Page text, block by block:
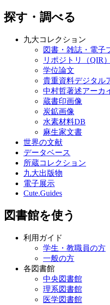
探す・調べる
九大コレクション
図書・雑誌・電子
リポジトリ（QIR）
学位論文
貴重資料デジタル
中村哲著述アーカ
蔵書印画像
炭鉱画像
水素材料DB
麻生家文書
世界の文献
データベース
所蔵コレクション
九大出版物
電子展示
Cute.Guides
図書館を使う
利用ガイド
学生・教職員の方
一般の方
各図書館
中央図書館
理系図書館
医学図書館